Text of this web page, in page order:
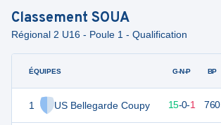
Classement SOUA
Régional 2 U16 - Poule 1 - Qualification
ÉQUIPES
1 US Bellegarde Coupy
G-N-P BP
71 16 15-0-1 760